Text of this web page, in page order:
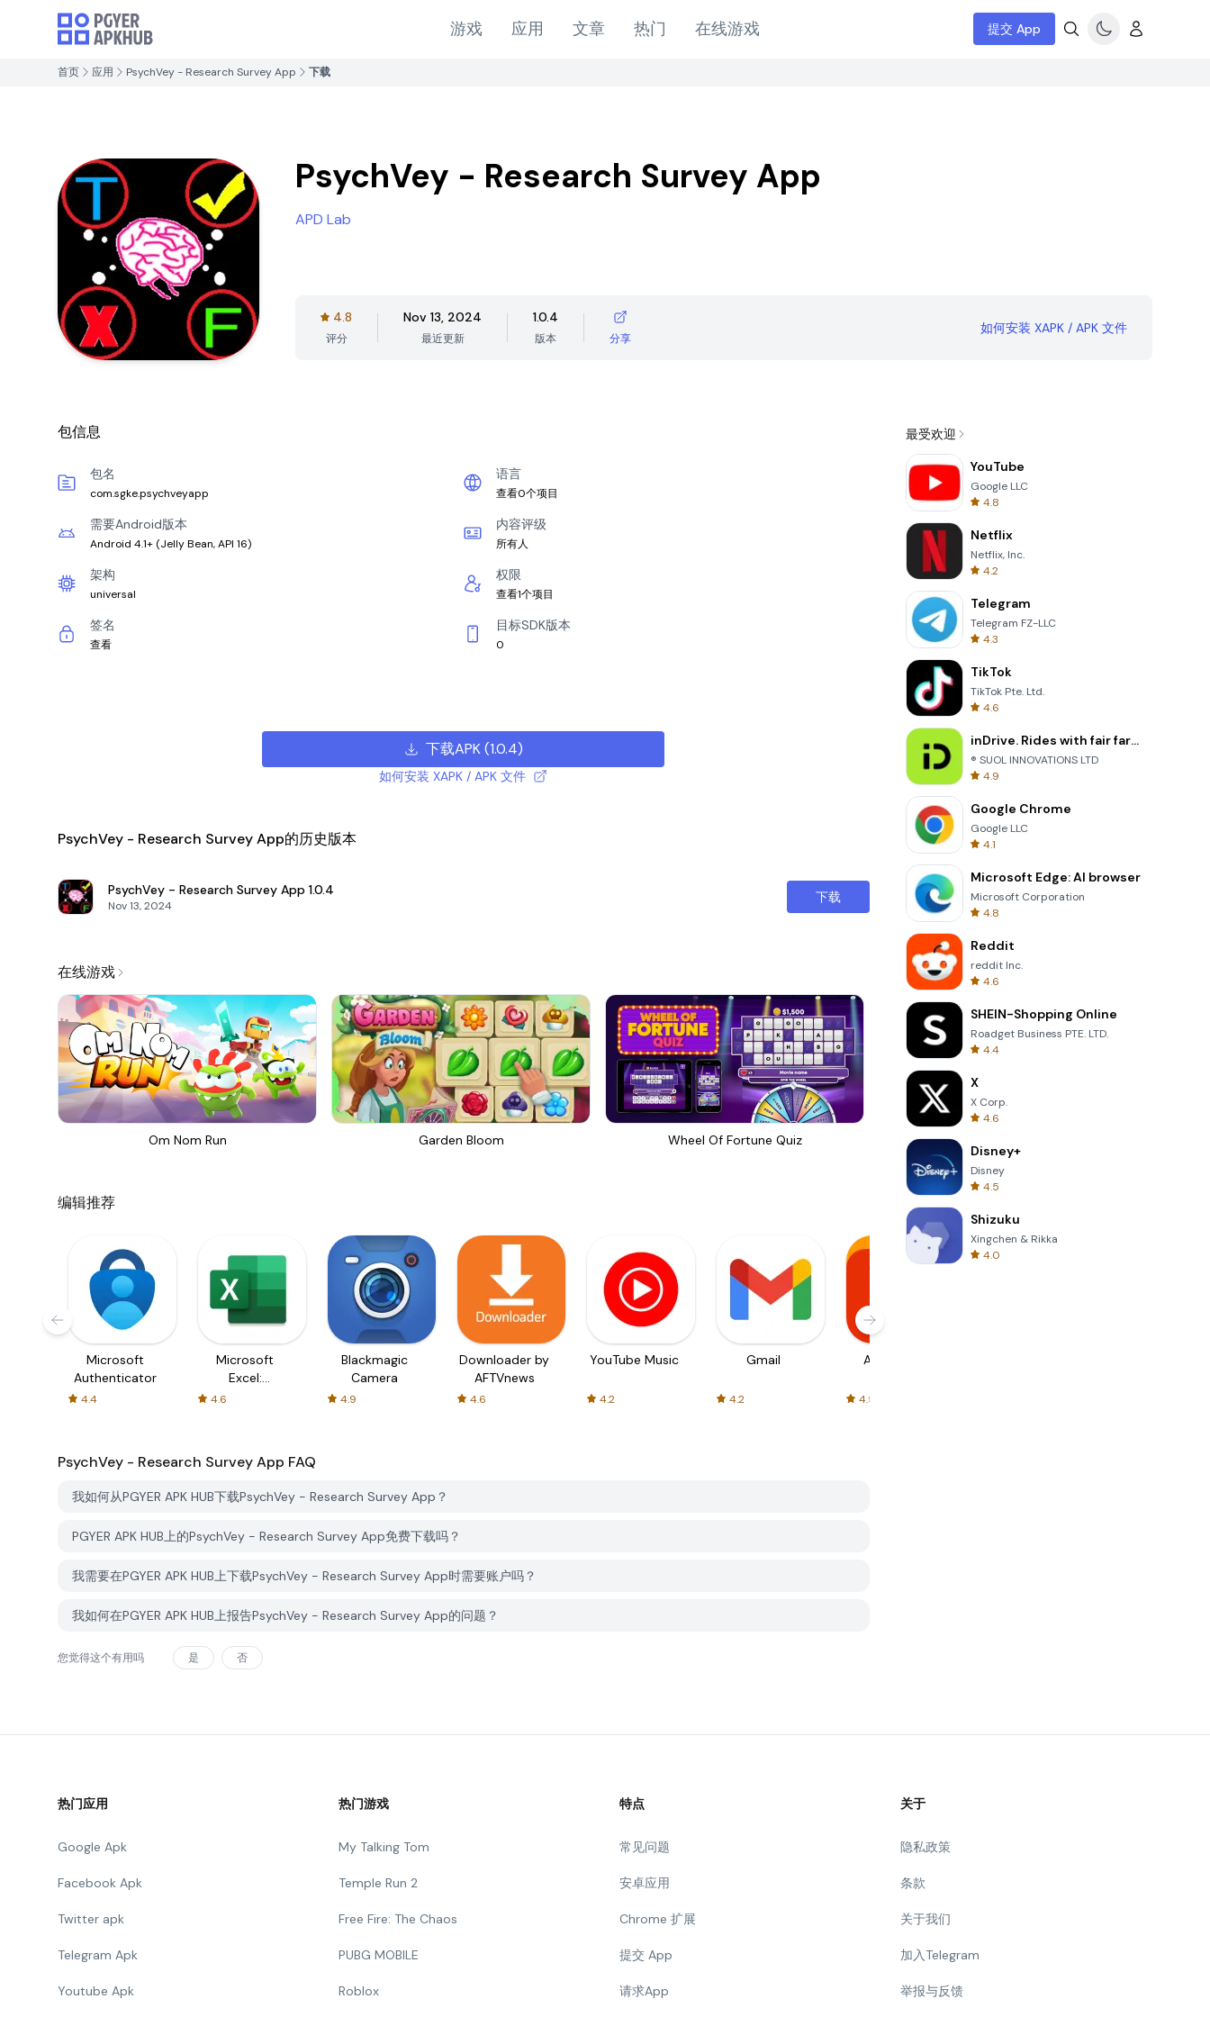
游戏 应用 文章 热门 在线游戏 提交 App
首页 应用 PsychVey - Research Survey App 下载
PsychVey - Research Survey App
APD Lab
4.8
评分
Nov 13, 2024
最近更新
1.0.4
版本 分享
如何安装 XAPK / APK 文件
包信息
包名
com.sgke.psychveyapp
语言
查看0个项目
需要Android版本
Android 4.1+ (Jelly Bean, API 16)
内容评级
所有人
架构
universal
权限
查看1个项目
签名
查看
目标SDK版本
0
下载APK(1.0.4)
如何安装 XAPK / APK 文件
PsychVey - Research Survey App的历史版本
PsychVey - Research Survey App 1.0.4
Nov 13, 2024
下载
在线游戏
Om Nom Run Garden Bloom Wheel Of Fortune Quiz Totemia Cursed Marbels
编辑推荐
Microsoft
Authenticator
4.4
Microsoft
Excel:
Spreadsheets
4.6
Blackmagic
Camera
4.9
Downloader by
AFTVnews
4.6
YouTube Music
4.2
Gmail
4.2
AliExpress
4.5
PsychVey - Research Survey App FAQ
我如何从PGYER APK HUB下载PsychVey - Research Survey App？
PGYER APK HUB上的PsychVey - Research Survey App免费下载吗？
我需要在PGYER APK HUB上下载PsychVey - Research Survey App时需要账户吗？
我如何在PGYER APK HUB上报告PsychVey - Research Survey App的问题？
您觉得这个有用吗 是 否
最受欢迎
YouTube
Google LLC
4.8
Netflix
Netflix, Inc.
4.2
Telegram
Telegram FZ-LLC
4.3
TikTok
TikTok Pte. Ltd.
4.6
inDrive. Rides with fair fares
® SUOL INNOVATIONS LTD
4.9
Google Chrome
Google LLC
4.1
Microsoft Edge: AI browser
Microsoft Corporation
4.8
Reddit
reddit Inc.
4.6
SHEIN-Shopping Online
Roadget Business PTE. LTD.
4.4
X
X Corp.
4.6
Disney+
Disney
4.5
Shizuku
Xingchen & Rikka
4.0
热门应用
Google Apk
Facebook Apk
Twitter apk
Telegram Apk
Youtube Apk
热门游戏
My Talking Tom
Temple Run 2
Free Fire: The Chaos
PUBG MOBILE
Roblox
特点
常见问题
安卓应用
Chrome 扩展
提交 App
请求App
关于
隐私政策
条款
关于我们
加入Telegram
举报与反馈